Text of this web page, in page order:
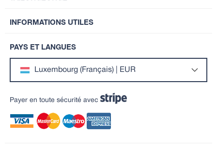
INFORMATIONS UTILES
PAYS ET LANGUES
Luxembourg (Français) | EUR
Payer en toute sécurité avec